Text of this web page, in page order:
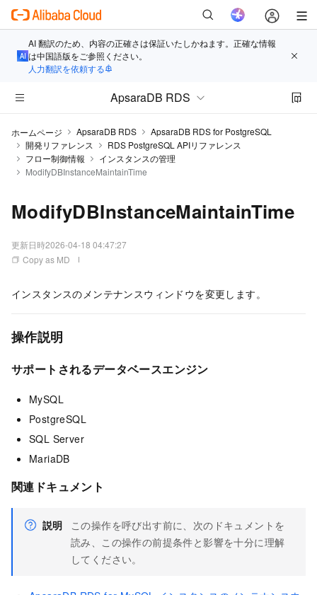
AI 翻訳のため、内容の正確さは保証いたしかねます。正確な情報
は中国語版をご参照ください。
人力翻訳を依頼する
ApsaraDB RDS
ホームページ ApsaraDB RDS
ApsaraDB RDS for PostgreSQL
開発リファレンス
RDS PostgreSQL APIリファレンス
フロー制御情報
インスタンスの管理
ModifyDBInstanceMaintainTime
ModifyDBInstanceMaintainTime
更新日時2026-04-18 04:47:27
Copy as MD
インスタンスのメンテナンスウィンドウを変更します。
操作説明
サポートされるデータベースエンジン
MySQL
PostgreSQL
SQL Server
MariaDB
関連ドキュメント
説明
この操作を呼び出す前に、次のドキュメントを
読み、この操作の前提条件と影響を十分に理解
してください。